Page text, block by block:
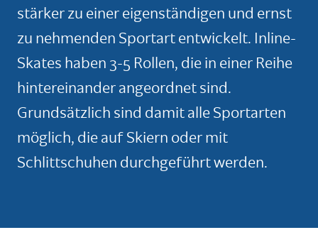
stärker zu einer eigenständigen und ernst
zu nehmenden Sportart entwickelt. Inline-
Skates haben 3-5 Rollen, die in einer Reihe
hintereinander angeordnet sind.
Grundsätzlich sind damit alle Sportarten
möglich, die auf Skiern oder mit
Schlittschuhen durchgeführt werden.